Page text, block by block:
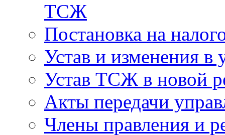
ТСЖ
Постановка на
Устав и изменения в
Устав ТСЖ в новой
Акты передачи
Члены правления и